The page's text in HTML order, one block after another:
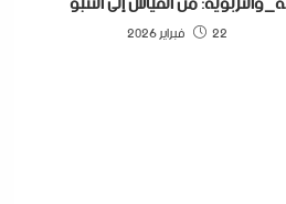
22 فبراير 2026